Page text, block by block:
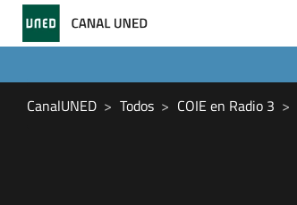
CanalUNED Todos COIE en Radio 3